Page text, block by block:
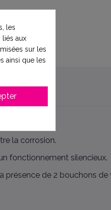
la corrosion.
fonctionnement silencieux.
présence de 2 bouchons de
les
liés aux
sur les
ainsi que les